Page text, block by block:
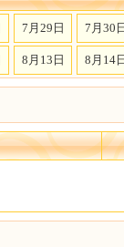
7月29日 7月30日
8月13日 8月14日